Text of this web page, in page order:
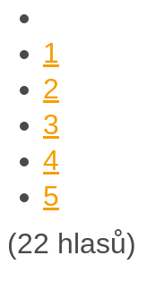
1
2
3
4
5
(22 hlasů)